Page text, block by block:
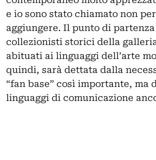
e io sono stato chiamato non
aggiungere. Il punto di
collezionisti storici della
abituati ai linguaggi dell’arte
quindi, sarà dettata dalla
“fan base” così importante,
linguaggi di comunicazione